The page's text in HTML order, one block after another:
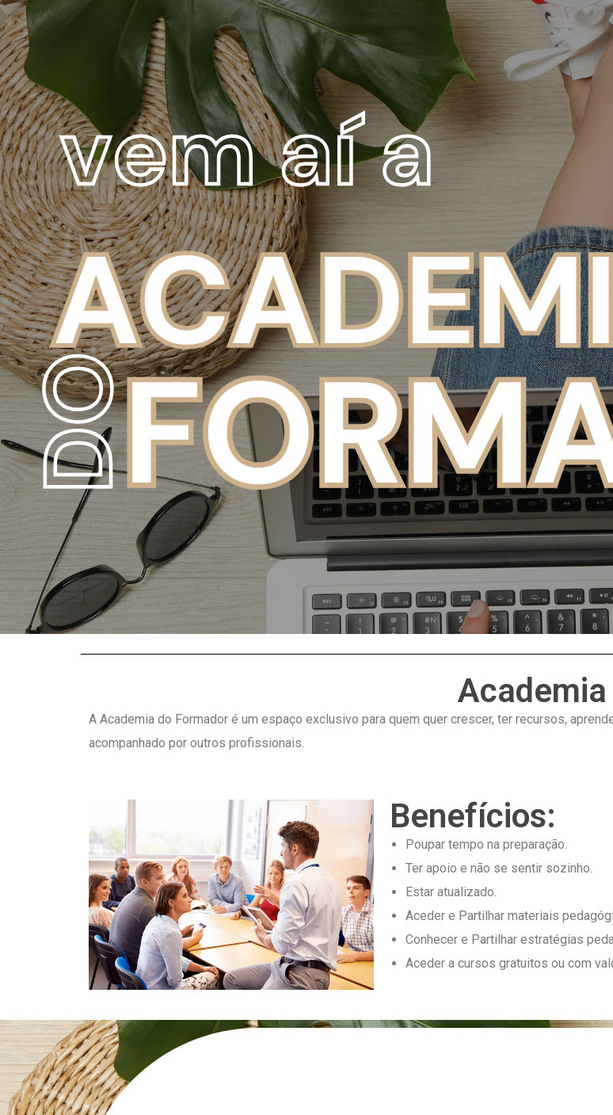
Academia
A Academia do Formador é um espaço exclusivo para quem quer crescer, ter recursos,
acompanhado por outros profissionais.
Benefícios:
Poupar tempo na preparação.
Ter apoio e não se sentir sozinho.
Estar atualizado.
Aceder e Partilhar materiais
Conhecer e Partilhar estratégias
Aceder a cursos gratuitos ou com